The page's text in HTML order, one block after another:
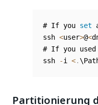
# If you set
ssh <user>@<
# If you used
ssh
-i <.
Partitionierung